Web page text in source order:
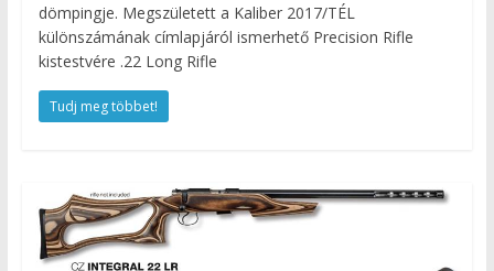
dömpingje. Megszületett a Kaliber 2017/TÉL
különszámának címlapjáról ismerhető Precision Rifle
kistestvére .22 Long Rifle
Tudj meg többet!